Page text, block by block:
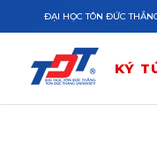
Nhảy đến nội dung
ĐẠI HỌC TÔN ĐỨC
KÝ